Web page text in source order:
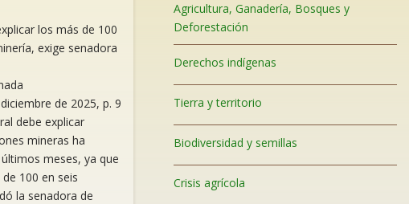
los más de 100
exige senadora
de 2025, p. 9
debe explicar
mineras ha
meses, ya que
100 en seis
la senadora de
Agricultura, Ganadería, Bosques y
Deforestación
Derechos indígenas
Tierra y territorio
Biodiversidad y semillas
Crisis agrícola